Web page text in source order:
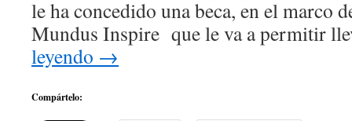
le ha concedido una beca, en el marco
Mundus Inspire que le va a permitir
leyendo →
Compártelo: